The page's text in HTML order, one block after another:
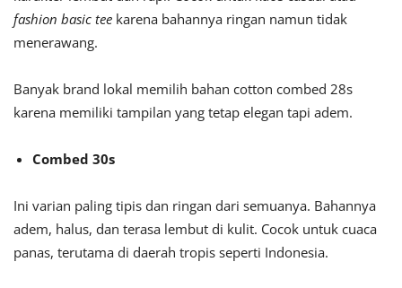
fashion basic tee karena bahannya ringan namun tidak
menerawang.
Banyak brand lokal memilih bahan cotton combed 28s
karena memiliki tampilan yang tetap elegan tapi adem.
Combed 30s
Ini varian paling tipis dan ringan dari semuanya. Bahannya
adem, halus, dan terasa lembut di kulit. Cocok untuk cuaca
panas, terutama di daerah tropis seperti Indonesia.